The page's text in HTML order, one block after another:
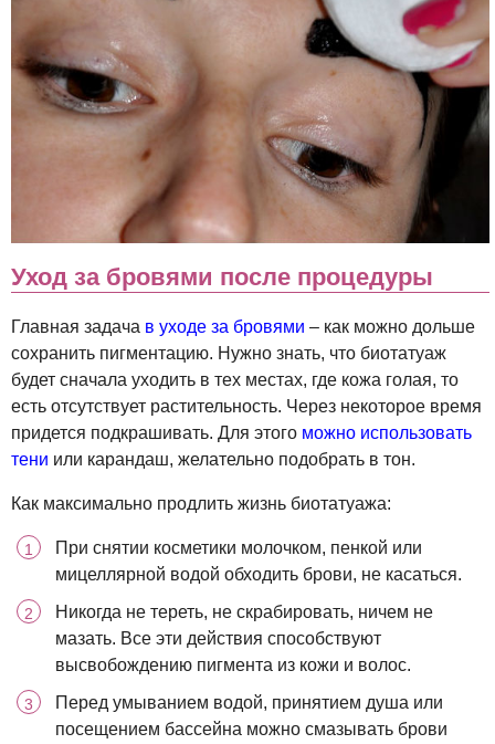
Уход за бровями после процедуры
Главная задача в уходе за бровями – как можно дольше
сохранить пигментацию. Нужно знать, что биотатуаж
будет сначала уходить в тех местах, где кожа голая, то
есть отсутствует растительность. Через некоторое время
придется подкрашивать. Для этого можно использовать
тени или карандаш, желательно подобрать в тон.
Как максимально продлить жизнь биотатуажа:
При снятии косметики молочком, пенкой или
мицеллярной водой обходить брови, не касаться.
Никогда не тереть, не скрабировать, ничем не
мазать. Все эти действия способствуют
высвобождению пигмента из кожи и волос.
Перед умыванием водой, принятием душа или
посещением бассейна можно смазывать брови